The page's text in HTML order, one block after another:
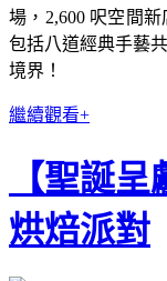
場，2,600 呎空間
包括八道經典手藝
境界！
繼續觀看+
【聖誕
烘焙派對